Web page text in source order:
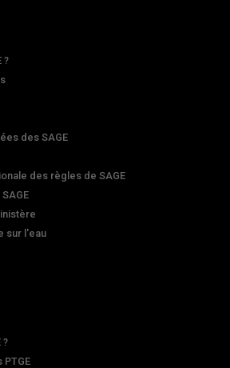
?
des SAGE
des règles de SAGE
sur l'eau
?